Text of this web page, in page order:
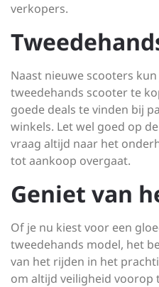
verkopers.
Naast nieuwe scooters
tweedehands scooter te
goede deals te vinden bij
winkels. Let wel goed op
vraag altijd naar het
tot aankoop overgaat.
Geniet van
Of je nu kiest voor een
tweedehands model, het
van het rijden in het
om altijd veiligheid voorop